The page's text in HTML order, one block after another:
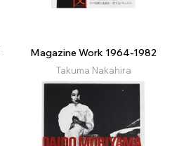
Magazine Work 1964-1982
Takuma Nakahira